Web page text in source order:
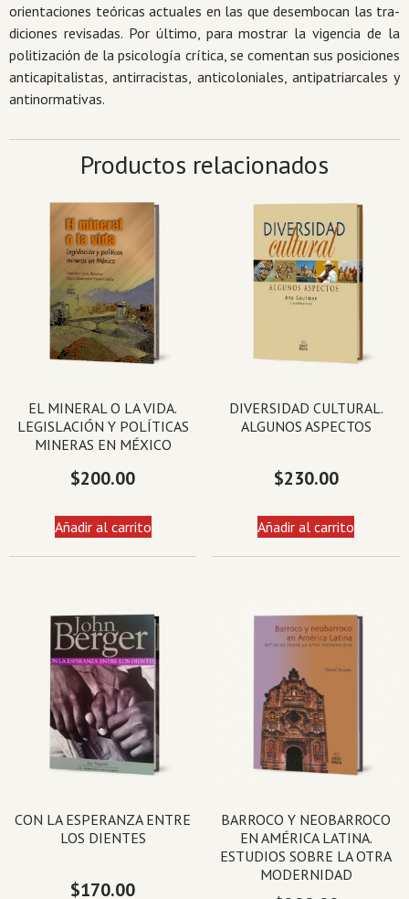
orientaciones teóricas actuales en las que desembocan las tra­
diciones revisadas. Por último, para mostrar la vigencia de la
politización de la psicología crítica, se comentan sus posicio­nes
anticapitalistas, antirracistas, anticoloniales, antipatriarcales y
antinormativas.
Productos relacionados
EL MINERAL O LA VIDA.
LEGISLACIÓN Y POLÍTICAS
MINERAS EN MÉXICO
$200.00
Añadir al carrito
DIVERSIDAD CULTURAL.
ALGUNOS ASPECTOS
$230.00
Añadir al carrito
CON LA ESPERANZA ENTRE
LOS DIENTES
$170.00
BARROCO Y NEOBARROCO
EN AMÉRICA LATINA.
ESTUDIOS SOBRE LA OTRA
MODERNIDAD